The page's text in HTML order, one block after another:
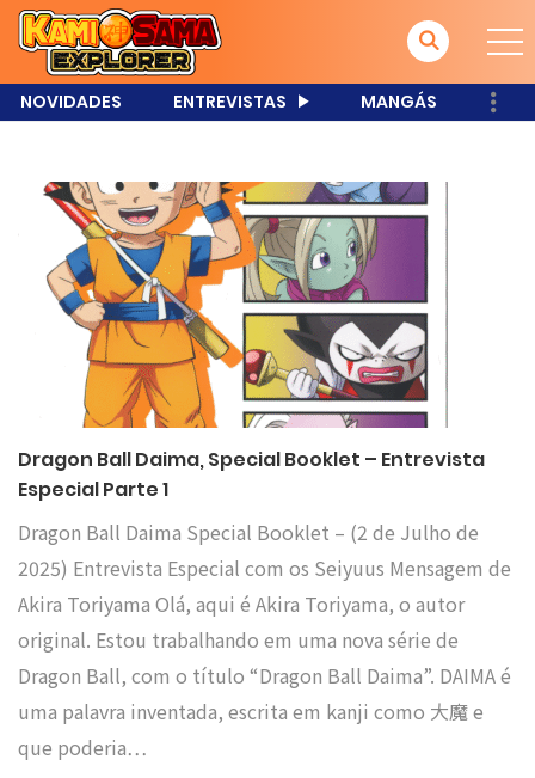
NOVIDADES ENTREVISTAS MANGÁS
Dragon Ball Daima, Special Booklet – Entrevista
Especial Parte 1
Dragon Ball Daima Special Booklet – (2 de Julho de
2025) Entrevista Especial com os Seiyuus Mensagem de
Akira Toriyama Olá, aqui é Akira Toriyama, o autor
original. Estou trabalhando em uma nova série de
Dragon Ball, com o título “Dragon Ball Daima”. DAIMA é
uma palavra inventada, escrita em kanji como 大魔 e
que poderia…